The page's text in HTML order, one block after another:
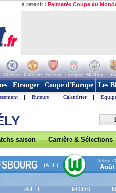
A retenir : Palmarès Coupe du
Chelsea Man Utd Arsenal Liverpool ManCity
Etranger Coupe d'Europe Les
| Buteurs | Calendrier |
saison Carrière & Sélections
(ALL)
Début
Août
TAILLE POIDS